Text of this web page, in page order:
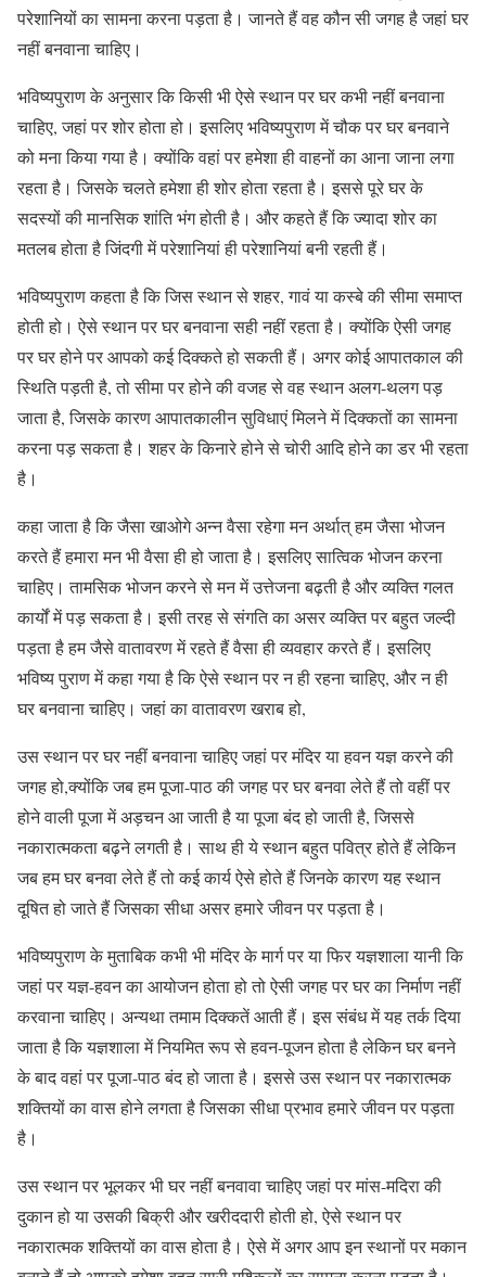
परेशानियों का सामना करना पड़ता है। जानते हैं वह कौन सी जगह है जहां घर
नहीं बनवाना चाहिए।
भविष्यपुराण के अनुसार कि किसी भी ऐसे स्थान पर घर कभी नहीं बनवाना
चाहिए, जहां पर शोर होता हो। इसलिए भविष्यपुराण में चौक पर घर बनवाने
को मना किया गया है। क्योंकि वहां पर हमेशा ही वाहनों का आना जाना लगा
रहता है। जिसके चलते हमेशा ही शोर होता रहता है। इससे पूरे घर के
सदस्यों की मानसिक शांति भंग होती है। और कहते हैं कि ज्यादा शोर का
मतलब होता है जिंदगी में परेशानियां ही परेशानियां बनी रहती हैं।
भविष्यपुराण कहता है कि जिस स्थान से शहर, गावं या कस्बे की सीमा समाप्त
होती हो। ऐसे स्थान पर घर बनवाना सही नहीं रहता है। क्योंकि ऐसी जगह
पर घर होने पर आपको कई दिक्कते हो सकती हैं। अगर कोई आपातकाल की
स्थिति पड़ती है, तो सीमा पर होने की वजह से वह स्थान अलग-थलग पड़
जाता है, जिसके कारण आपातकालीन सुविधाएं मिलने में दिक्कतों का सामना
करना पड़ सकता है। शहर के किनारे होने से चोरी आदि होने का डर भी रहता
है।
कहा जाता है कि जैसा खाओगे अन्न वैसा रहेगा मन अर्थात् हम जैसा भोजन
करते हैं हमारा मन भी वैसा ही हो जाता है। इसलिए सात्विक भोजन करना
चाहिए। तामसिक भोजन करने से मन में उत्तेजना बढ़ती है और व्यक्ति गलत
कार्यों में पड़ सकता है। इसी तरह से संगति का असर व्यक्ति पर बहुत जल्दी
पड़ता है हम जैसे वातावरण में रहते हैं वैसा ही व्यवहार करते हैं। इसलिए
भविष्य पुराण में कहा गया है कि ऐसे स्थान पर न ही रहना चाहिए, और न ही
घर बनवाना चाहिए। जहां का वातावरण खराब हो,
उस स्थान पर घर नहीं बनवाना चाहिए जहां पर मंदिर या हवन यज्ञ करने की
जगह हो,क्योंकि जब हम पूजा-पाठ की जगह पर घर बनवा लेते हैं तो वहीं पर
होने वाली पूजा में अड़चन आ जाती है या पूजा बंद हो जाती है, जिससे
नकारात्मकता बढ़ने लगती है। साथ ही ये स्थान बहुत पवित्र होते हैं लेकिन
जब हम घर बनवा लेते हैं तो कई कार्य ऐसे होते हैं जिनके कारण यह स्थान
दूषित हो जाते हैं जिसका सीधा असर हमारे जीवन पर पड़ता है।
भविष्यपुराण के मुताबिक कभी भी मंदिर के मार्ग पर या फिर यज्ञशाला यानी कि
जहां पर यज्ञ-हवन का आयोजन होता हो तो ऐसी जगह पर घर का निर्माण नहीं
करवाना चाहिए। अन्यथा तमाम दिक्कतें आती हैं। इस संबंध में यह तर्क दिया
जाता है कि यज्ञशाला में नियमित रूप से हवन-पूजन होता है लेकिन घर बनने
के बाद वहां पर पूजा-पाठ बंद हो जाता है। इससे उस स्थान पर नकारात्मक
शक्तियों का वास होने लगता है जिसका सीधा प्रभाव हमारे जीवन पर पड़ता
है।
उस स्थान पर भूलकर भी घर नहीं बनवावा चाहिए जहां पर मांस-मदिरा की
दुकान हो या उसकी बिक्री और खरीददारी होती हो, ऐसे स्थान पर
नकारात्मक शक्तियों का वास होता है। ऐसे में अगर आप इन स्थानों पर मकान